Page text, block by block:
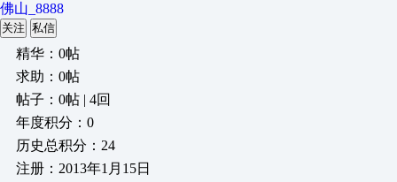
佛山_8888
关注 私信
精华：0帖
求助：0帖
帖子：0帖 | 4回
年度积分：0
历史总积分：24
注册：2013年1月15日